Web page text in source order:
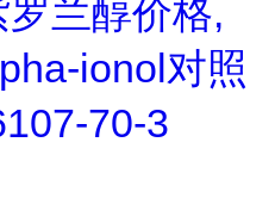
兰醇价格,
ionol对照
70-3